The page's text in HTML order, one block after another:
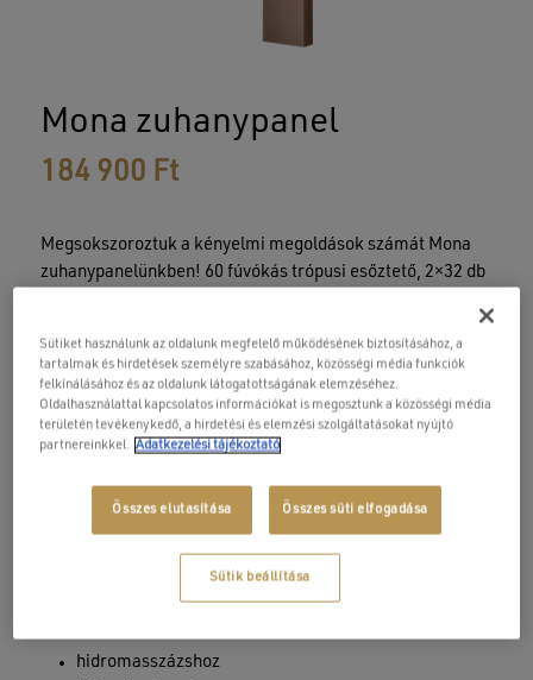
Mona zuhanypanel
184 900 Ft
Megsokszoroztuk a kényelmi megoldások számát Mona
zuhanypanelünkben! 60 fúvókás trópusi esőztető, 2×32 db
Extra megjelenését a bronz színű acél paneltest és a panel
oldalán elhelyezett 4 különálló zuhany csaptelep biztosítja.
Bronz színű, rozsdamentes acél zuhanypanel-test
60 tűfúvókás trópusi zuhany
Vízesés zuhany
Kézitus
hidromasszázshoz
Sütiket használunk az oldalunk megfelelő működésének biztosításához, a
tartalmak és hirdetések személyre szabásához, közösségi média funkciók
felkínálásához és az oldalunk látogatottságának elemzéséhez.
Oldalhasználattal kapcsolatos információkat is megosztunk a közösségi média
területén tevékenykedő, a hirdetési és elemzési szolgáltatásokat nyújtó
partnereinkkel. Adatkezelési tájékoztató
Összes elutasítása Összes süti elfogadása
Sütik beállítása